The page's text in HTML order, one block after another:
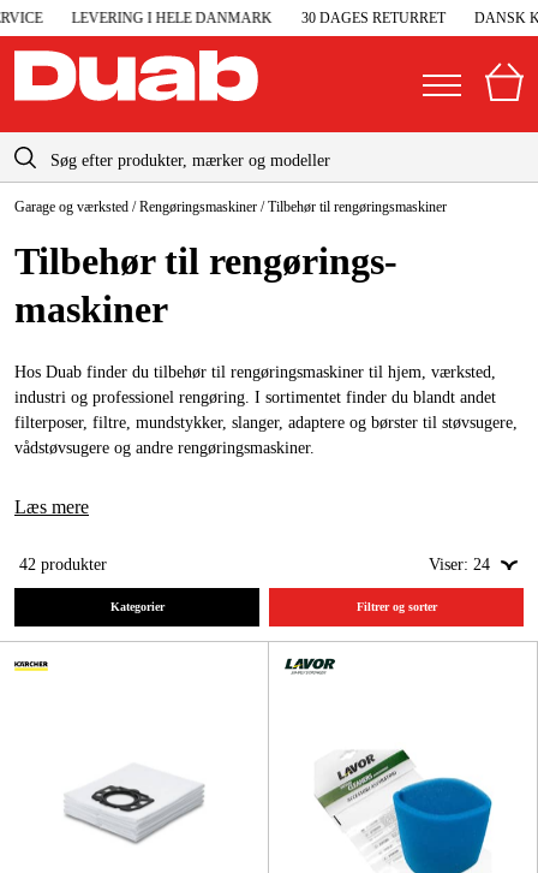
LEVERING I HELE DANMARK 30 DAGES RETURRET DANSK
Danmark Privat
Sverige
Suomi
Norge
Deutschland
Elgeneratorer og nødstrøm
Højtryksrensere
Maskiner og værktøj
Kampagner
Varemærker
Ofte stillede spørgsmål
info-dk@duab.eu
Garage og værksted /Rengøringsmaskiner /Tilbehør til rengøringsmaskiner
Tilbehør til rengørings­
maskiner
Hos Duab finder du tilbehør til rengøringsmaskiner til hjem, værksted,
industri og professionel rengøring. I sortimentet finder du blandt andet
filterposer, filtre, mundstykker, slanger, adaptere og børster til støvsugere,
vådstøvsugere og andre rengøringsmaskiner.
Læs mere
42 produkter Viser: 24
Kategorier Filtrer og sorter